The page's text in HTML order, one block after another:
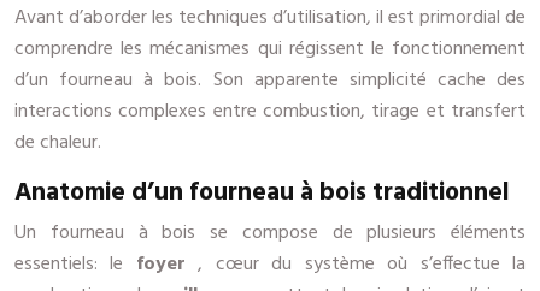
Avant d’aborder les techniques d’utilisation, il est primordial de
comprendre les mécanismes qui régissent le fonctionnement
d’un fourneau à bois. Son apparente simplicité cache des
interactions complexes entre combustion, tirage et transfert
de chaleur.
Anatomie d’un fourneau à bois traditionnel
Un fourneau à bois se compose de plusieurs éléments
essentiels: le foyer, cœur du système où s’effectue la